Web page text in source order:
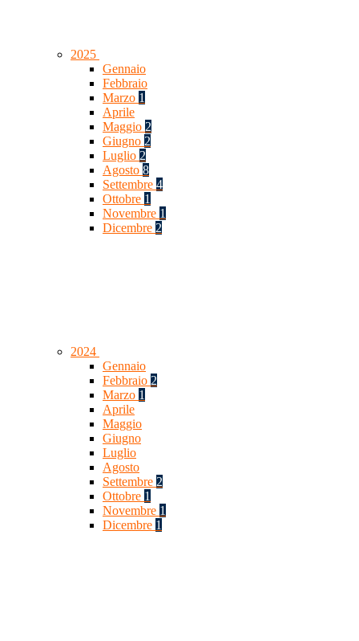
2025
Gennaio
Febbraio
Marzo 1
Aprile
Maggio 2
Giugno 2
Luglio 2
Agosto 8
Settembre 4
Ottobre 1
Novembre 1
Dicembre 2
2024
Gennaio
Febbraio 2
Marzo 1
Aprile
Maggio
Giugno
Luglio
Agosto
Settembre 2
Ottobre 1
Novembre 1
Dicembre 1